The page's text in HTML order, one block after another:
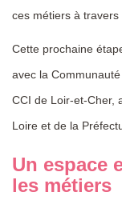
ces métiers à travers
Cette prochaine
avec la
CCI de Loir-et-Cher,
Loire et de la
Un espace
les métiers